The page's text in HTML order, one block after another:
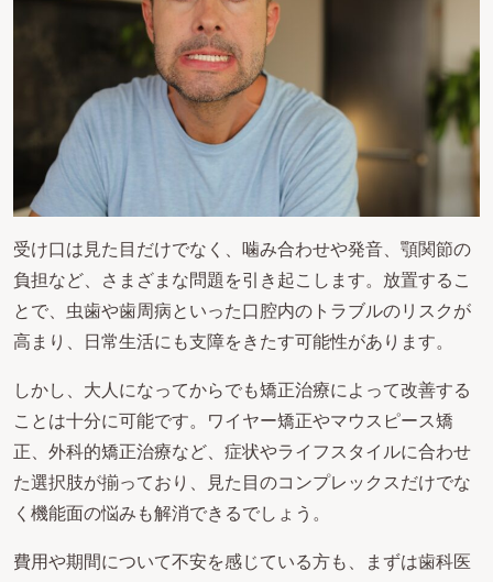
受け口は見た目だけでなく、噛み合わせや発音、顎関節の
負担など、さまざまな問題を引き起こします。放置するこ
とで、虫歯や歯周病といった口腔内のトラブルのリスクが
高まり、日常生活にも支障をきたす可能性があります。
しかし、大人になってからでも矯正治療によって改善する
ことは十分に可能です。ワイヤー矯正やマウスピース矯
正、外科的矯正治療など、症状やライフスタイルに合わせ
た選択肢が揃っており、見た目のコンプレックスだけでな
く機能面の悩みも解消できるでしょう。
費用や期間について不安を感じている方も、まずは歯科医